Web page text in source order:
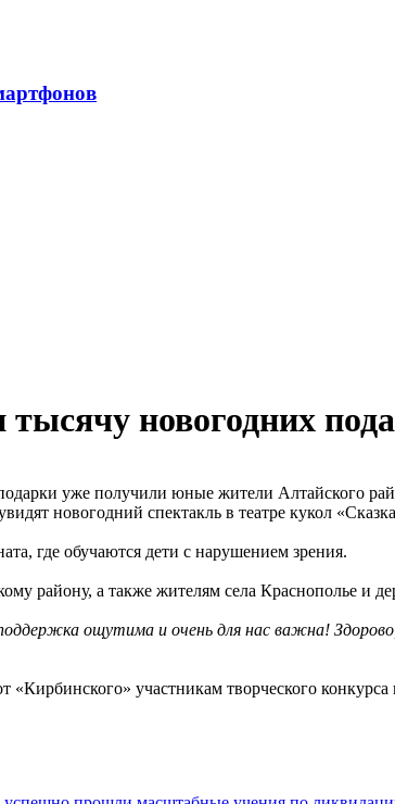
новогодних
уже получили юные жители Алтайского
новогодний спектакль в театре кукол
где обучаются дети с нарушением зрения.
району, а также жителям села Краснополье и
ощутима и очень для нас важна!
участникам творческого